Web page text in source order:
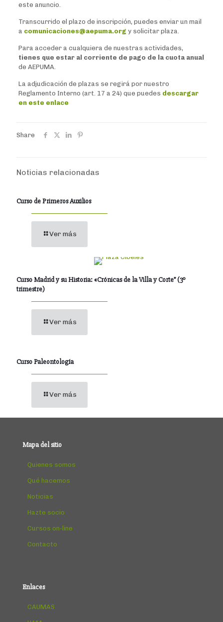
este anuncio.
Transcurrido el plazo de inscripción, puedes enviar un mail
a comunicaciones@aepuma.org y solicitar plaza.
Para acceder a cualquiera de nuestras actividades,
tienes que estar al corriente de pago de la cuota anual
de AEPUMA.
La adjudicación de plazas se regirá por nuestro
Reglamento Interno (art. 17 a 24) que puedes descargar
en este enlace
Share
Noticias relacionadas
Curso de Primeros Auxilios
Ver más
Curso Madrid y su Historia: «Crónicas de la Villa y Corte” (3º
trimestre)
Ver más
Curso Paleontología
Ver más
Mapa del sitio
Quienes somos
Qué hacemos
Noticias
Hazte socio
Cursos on-line
Contacto
Enlaces
CAUMAS